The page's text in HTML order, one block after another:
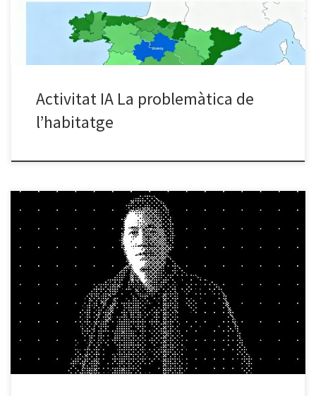
Activitat IA La problemàtica de
l’habitatge
Conduïm una activitat d’ús de la Intel•ligència artificial perquè els
participants al taller IA puguin treure els punts claus en català del
discurs de Byung-Chul Han, Premi Príncip de Asturies, i sensibilitzar
la ciutadania sobre els reptes de la digitalització global. Adjuntem
el vídeo que servirà de base per aquesta […]